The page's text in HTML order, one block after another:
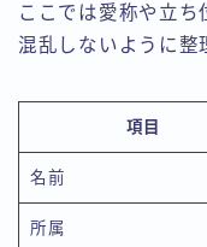
ここでは愛称や立ち
混乱しないように整
項目
名前
所属